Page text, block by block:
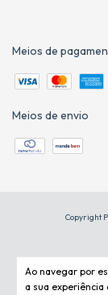
Ao navegar por
a sua experiência
Meios de
Meios de envio
Copyright